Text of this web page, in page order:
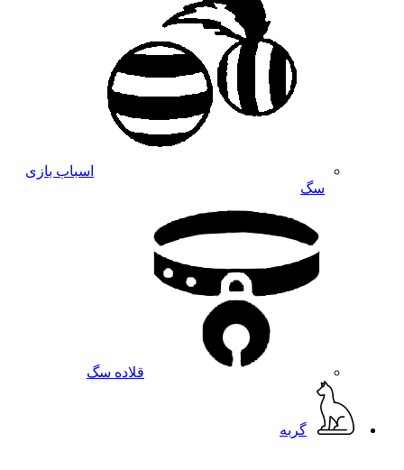
اسباب بازی
سگ
قلاده سگ
گربه